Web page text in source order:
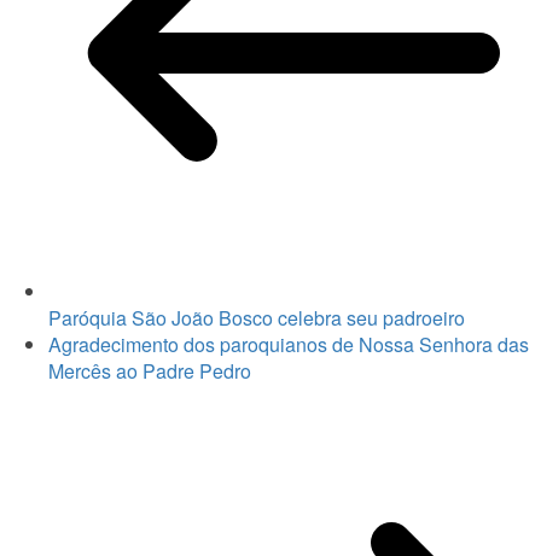
Paróquia São João Bosco celebra seu padroeiro
Agradecimento dos paroquianos de Nossa Senhora das
Mercês ao Padre Pedro